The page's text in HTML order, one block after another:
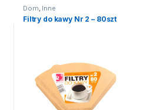
Dom, Inne
Filtry do kawy Nr 2 – 80szt